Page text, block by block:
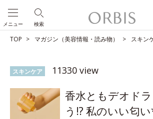
検索
メニュー
TOP マガジン（美容情報・読み物） スキン
スキンケア 11330 view
香水ともデオド
う!? 私のいい匂